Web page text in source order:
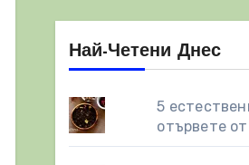
Най-Четени Днес
5
отървете